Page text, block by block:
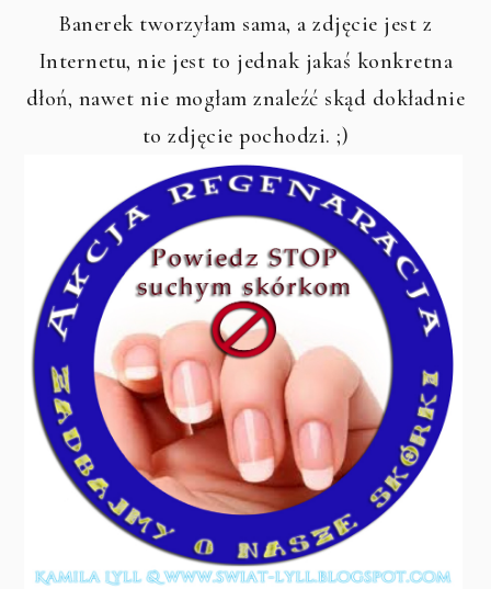
Banerek tworzyłam sama, a zdjęcie jest z
Internetu, nie jest to jednak jakaś konkretna
dłoń, nawet nie mogłam znaleźć skąd dokładnie
to zdjęcie pochodzi. ;)